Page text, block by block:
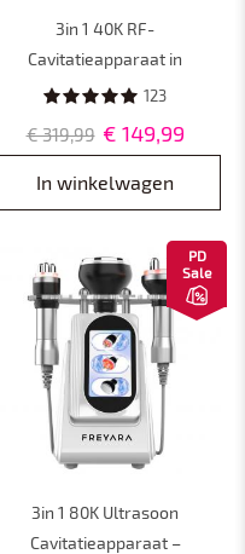
3in 1 40K RF-
Cavitatieapparaat in
Roségoud met 3
Lichaamscontouringapparaat
voor Buikvet, Taille, Armen,
Benen en Billen, met
123
€ 319,99 € 149,99
In winkelwagen
PD
Sale
3in 1 80K Ultrasoon
Cavitatieapparaat –